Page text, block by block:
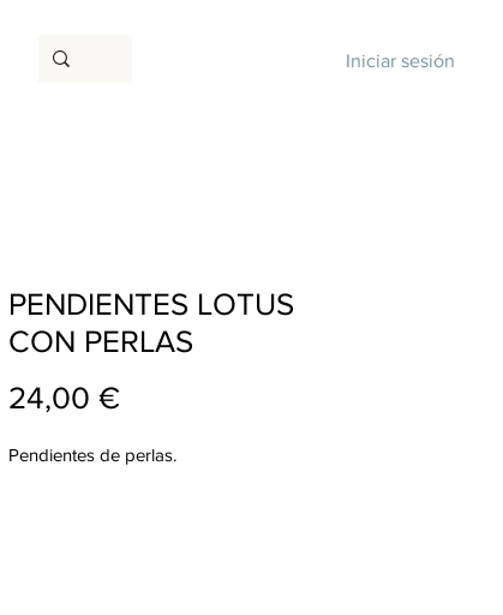
Iniciar sesión
PENDIENTES LOTUS
CON PERLAS
24,00 €Precio
Pendientes de perlas.